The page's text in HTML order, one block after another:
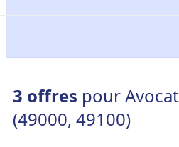
3 offres pour
(49000, 49100)